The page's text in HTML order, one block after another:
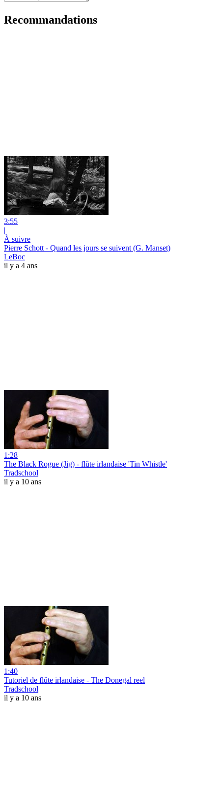
Recommandations
3:55
|
À suivre
Pierre Schott - Quand les jours se suivent (G. Manset)
LeBoc
il y a 4 ans
1:28
The Black Rogue (Jig) - flûte irlandaise 'Tin Whistle'
Tradschool
il y a 10 ans
1:40
Tutoriel de flûte irlandaise - The Donegal reel
Tradschool
il y a 10 ans